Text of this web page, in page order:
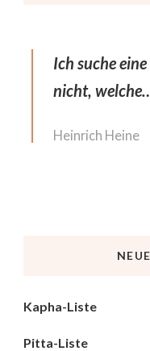
Ich suche
nicht,
Heinrich Heine
Kapha-Liste
Pitta-Liste